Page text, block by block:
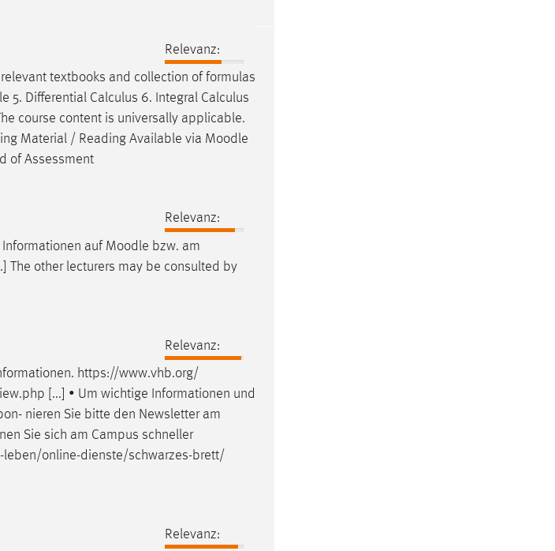
Relevanz:
textbooks and collection of formulas
5. Differential Calculus 6. Integral Calculus
course content is universally applicable.
Material / Reading Available via Moodle
of Assessment
Relevanz:
auf Moodle bzw. am
The other lecturers may be consulted by
Relevanz:
https://www.vhb.org/
[...] • Um wichtige Informationen und
nieren Sie bitte den Newsletter am
Sie sich am Campus schneller
online-dienste/schwarzes-brett/
Relevanz: